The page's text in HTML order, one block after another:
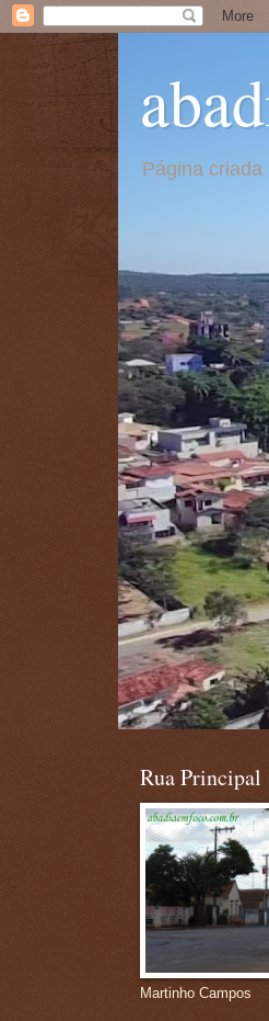
Página
Rua Principal
Martinho Campos